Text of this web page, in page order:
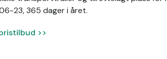
23, 365 dager i året.
>>